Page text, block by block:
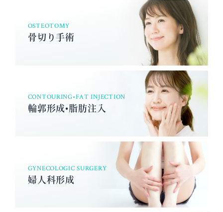
OSTEOTOMY
骨切り手術
CONTOURING•FAT INJECTION
輪郭形成•脂肪注入
GYNECOLOGIC SURGERY
婦人科形成